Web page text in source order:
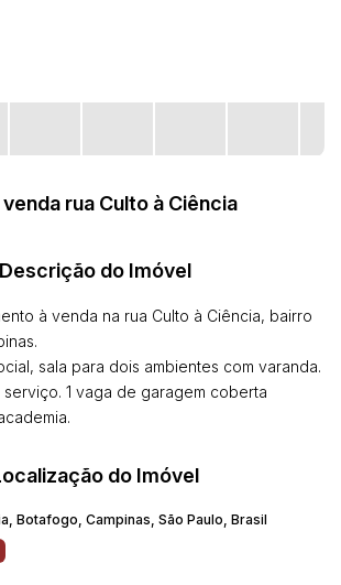
rua Culto à Ciência
Descrição do Imóvel
à venda na rua Culto à Ciência, bairro
sala para dois ambientes com varanda.
1 vaga de garagem coberta
do Imóvel
, Botafogo, Campinas, São Paulo, Brasil